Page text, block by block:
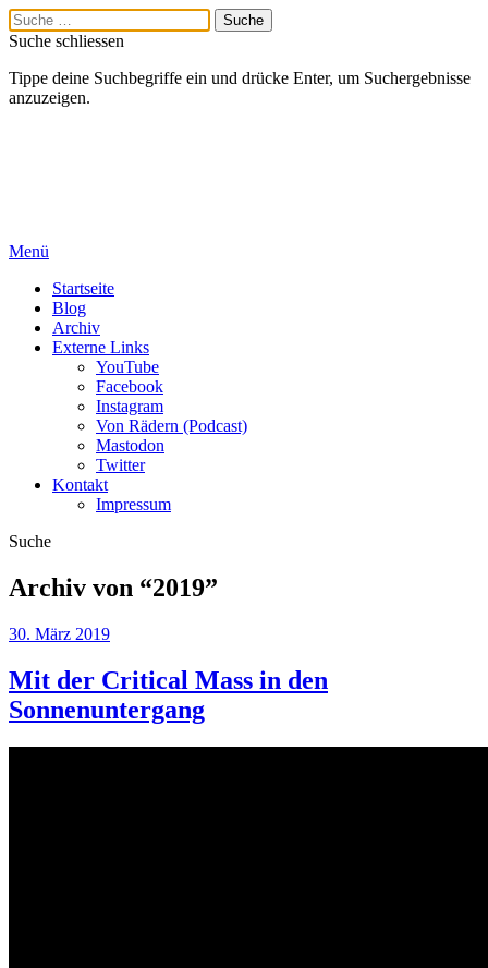
Suche schliessen
Tippe deine Suchbegriffe ein und drücke Enter, um Suchergebnisse
anzuzeigen.
Menü
Startseite
Blog
Archiv
Externe Links
YouTube
Facebook
Instagram
Von Rädern (Podcast)
Mastodon
Twitter
Kontakt
Impressum
Suche
Archiv von “2019”
30. März 2019
Mit der Critical Mass in den
Sonnenuntergang